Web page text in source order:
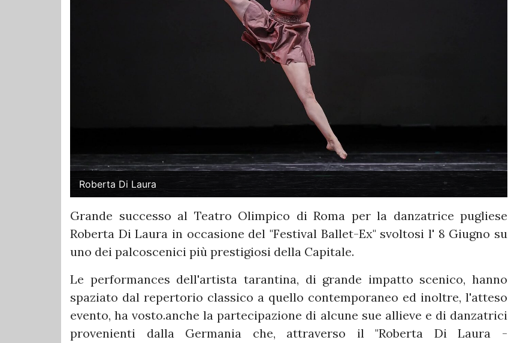
Roberta Di Laura
Grande successo al Teatro Olimpico di Roma per la danzatrice pugliese
Roberta Di Laura in occasione del "Festival Ballet-Ex" svoltosi l' 8 Giugno su
uno dei palcoscenici più prestigiosi della Capitale.
Le performances dell'artista tarantina, di grande impatto scenico, hanno
spaziato dal repertorio classico a quello contemporaneo ed inoltre, l'atteso
evento, ha vosto.anche la partecipazione di alcune sue allieve e di danzatrici
provenienti dalla Germania che, attraverso il "Roberta Di Laura -